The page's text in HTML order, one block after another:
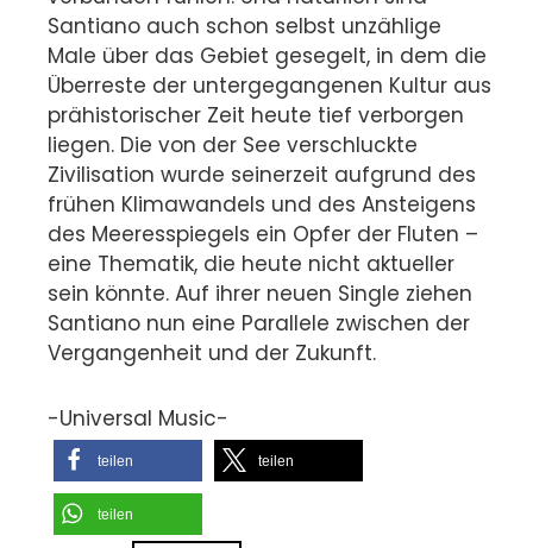
Santiano auch schon selbst unzählige
Male über das Gebiet gesegelt, in dem die
Überreste der untergegangenen Kultur aus
prähistorischer Zeit heute tief verborgen
liegen. Die von der See verschluckte
Zivilisation wurde seinerzeit aufgrund des
frühen Klimawandels und des Ansteigens
des Meeresspiegels ein Opfer der Fluten –
eine Thematik, die heute nicht aktueller
sein könnte. Auf ihrer neuen Single ziehen
Santiano nun eine Parallele zwischen der
Vergangenheit und der Zukunft.
-Universal Music-
teilen teilen
teilen